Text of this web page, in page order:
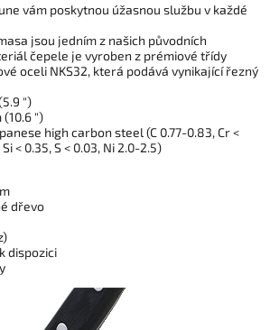
vám poskytnou úžasnou službu v každé
jsou jedním z našich původních
čepele je vyroben z prémiové třídy
oceli NKS32, která podává vynikající řezný
")
(10.6 ")
high carbon steel (C 0.77-0.83, Cr <
< 0.35, S < 0.03, Ni 2.0-2.5)
dřevo
dispozici